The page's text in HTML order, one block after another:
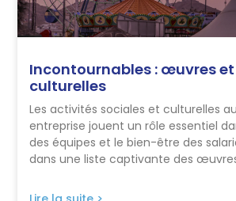
Incontournables : œuvres
culturelles
Les activités sociales et culturelles
entreprise jouent un rôle essentiel
des équipes et le bien-être des
dans une liste captivante des